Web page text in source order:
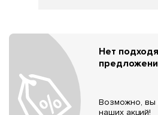
Нет
Возможно, вы
наших акций!